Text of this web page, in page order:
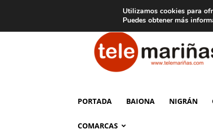
Aviso legal Tarifas de publicidad
Telemariñas
PORTADA BAIONA NIGRÁN
COMARCAS
Utilizamos cookies para
Puedes obtener más